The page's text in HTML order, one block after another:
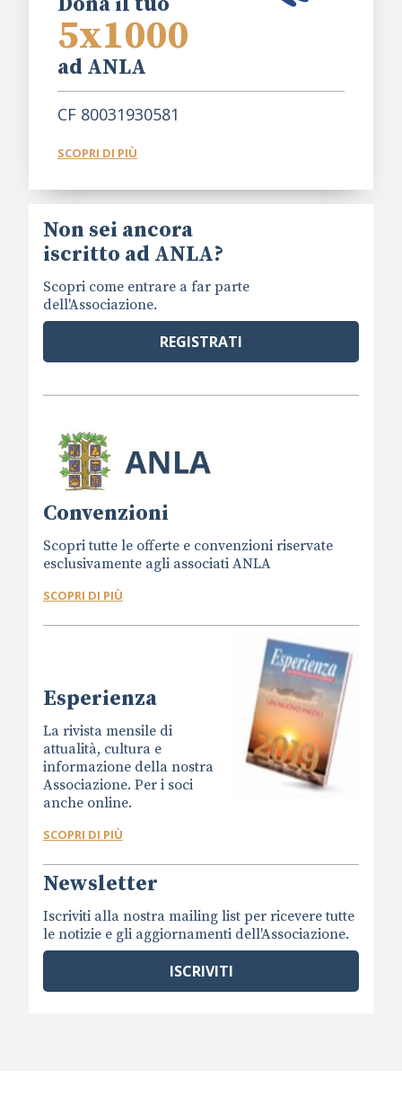
5x1000
ad ANLA
CF 80031930581
SCOPRI DI PIÙ
Non sei ancora
iscritto ad ANLA?
Scopri come entrare a far parte
dell'Associazione.
REGISTRATI
Convenzioni
Scopri tutte le offerte e convenzioni riservate
esclusivamente agli associati ANLA
SCOPRI DI PIÙ
Esperienza
La rivista mensile di
attualità, cultura e
informazione della nostra
Associazione. Per i soci
anche online.
SCOPRI DI PIÙ
Newsletter
Iscriviti alla nostra mailing list per ricevere tutte
le notizie e gli aggiornamenti dell'Associazione.
ISCRIVITI